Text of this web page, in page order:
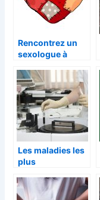
Rencontrez un
sexologue à
régler vos
problèmes
intimes
Les maladies les
plus
France.